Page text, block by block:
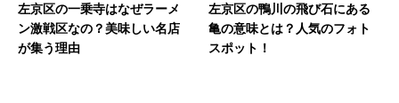
左京区の一乗寺はなぜラーメ
ン激戦区なの？美味しい名店
が集う理由
左京区の鴨川の飛び石にある
亀の意味とは？人気のフォト
スポット！